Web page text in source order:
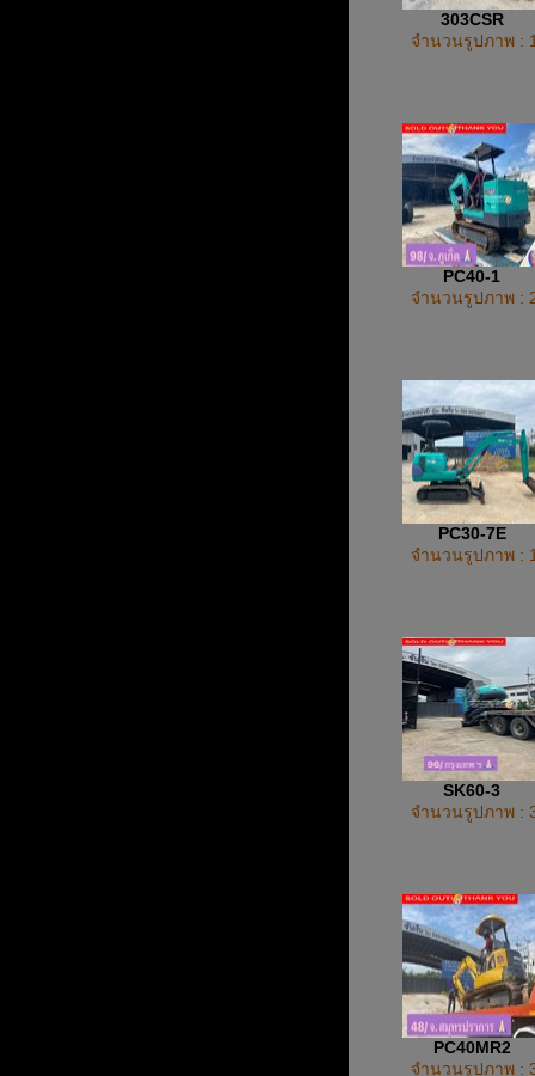
303CSR
จำนวนรูปภาพ :
PC40-1
จำนวนรูปภาพ :
PC30-7E
จำนวนรูปภาพ :
SK60-3
จำนวนรูปภาพ :
PC40MR2
จำนวนรูปภาพ :